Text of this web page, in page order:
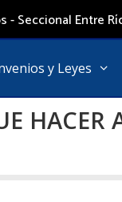
Seccional Entre
y Leyes
HACER